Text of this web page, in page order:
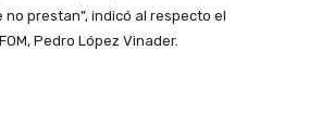
prestan”, indicó al respecto el
Pedro López Vinader.